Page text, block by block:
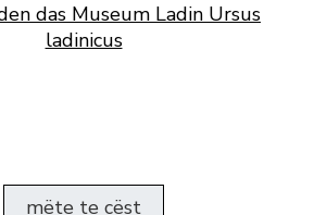
das Museum Ladin Ursus
ladinicus
mëte te cëst